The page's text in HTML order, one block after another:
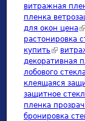
витражная
пленка
для окон цена
растонировка
купить(link is
декоративная
лобового
клеящаяся
защитное
пленка
бронировка